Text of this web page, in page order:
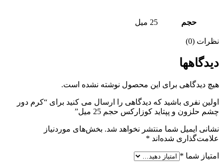
حجم 25 میل
نظرات (0)
دیدگاهها
هیچ دیدگاهی برای این محصول نوشته نشده است.
اولین نفری باشید که دیدگاهی را ارسال می کنید برای “کرم دور
چشم حلزون و پپتاید کوزارکس حجم 25 میل”
نشانی ایمیل شما منتشر نخواهد شد. بخش‌های موردنیاز
علامت‌گذاری شده‌اند *
امتیاز شما *